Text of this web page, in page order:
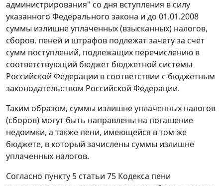
администрирования" со дня вступления в силу
указанного Федерального закона и до 01.01.2008
суммы излишне уплаченных (взысканных) налогов,
сборов, пеней и штрафов подлежат зачету за счет
сумм поступлений, подлежащих перечислению в
соответствующий бюджет бюджетной системы
Российской Федерации в соответствии с бюджетным
законодательством Российской Федерации.
Таким образом, суммы излишне уплаченных налогов
(сборов) могут быть направлены на погашение
недоимки, а также пени, имеющейся в том же
бюджете, в который зачислены суммы излишне
уплаченных налогов.
Согласно пункту 5 статьи 75 Кодекса пени